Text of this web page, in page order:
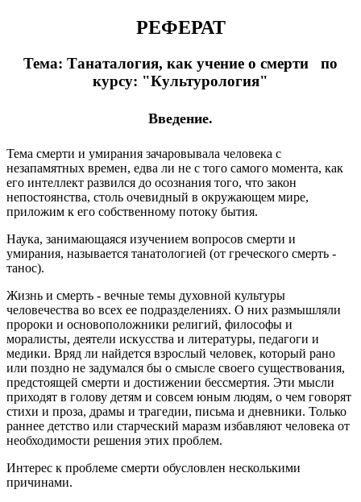
РЕФЕРАТ
Тема: Танаталогия, как учение о смерти по
курсу: "Культурология"
Введение.
Тема смерти и умирания зачаровывала человека с
незапамятных времен, едва ли не с того самого момен­та, как
его интеллект развился до осознания того, что закон
непостоянства, столь очевидный в окружающем мире,
приложим к его собственному потоку бытия.
Наука, занимающаяся изучением вопросов смерти и
умирания, называется танатологией (от греческого смерть -
танос).
Жизнь и смерть - вечные темы духовной культуры
человечества во всех ее подразделениях. О них размышляли
пророки и основоположники религий, философы и
моралисты, деятели искусства и литературы, педагоги и
медики. Вряд ли найдется взрослый человек, который рано
или поздно не задумался бы о смысле своего существования,
предстоящей смерти и достижении бессмертия. Эти мысли
приходят в голову детям и совсем юным людям, о чем говорят
стихи и проза, драмы и трагедии, письма и дневники. Только
раннее детство или старческий маразм избавляют человека от
необходимости решения этих проблем.
Интерес к проблеме смерти обусловлен несколькими
причинами.